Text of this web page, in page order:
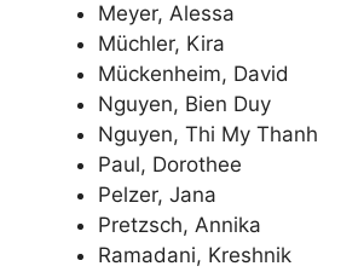
Meyer, Alessa
Müchler, Kira
Mückenheim, David
Nguyen, Bien Duy
Nguyen, Thi My Thanh
Paul, Dorothee
Pelzer, Jana
Pretzsch, Annika
Ramadani, Kreshnik